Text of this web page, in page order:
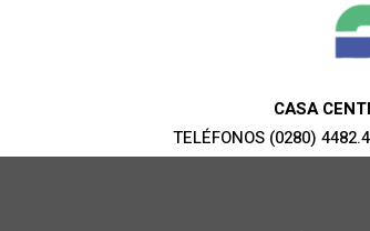
CASA
TELÉFONOS (0280)